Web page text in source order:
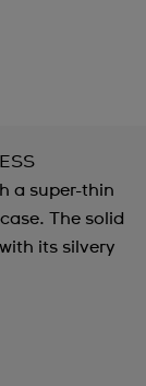
a super-thin
The solid
its silvery